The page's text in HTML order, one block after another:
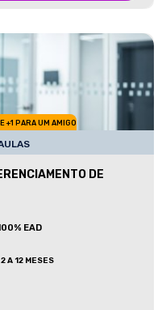
+1 PARA UM AMIGO
DE
EAD
2 A 12 MESES